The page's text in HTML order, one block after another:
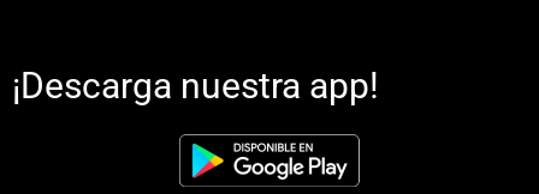
¡Descarga nuestra app!